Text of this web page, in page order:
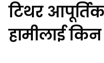
टिथर
हामीलाई